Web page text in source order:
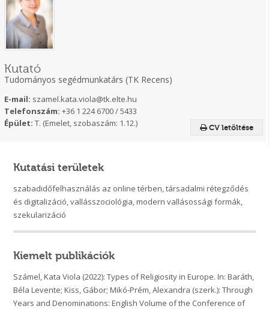
CV letöltése
Kutató
Tudományos segédmunkatárs (TK Recens)
E-mail: szamel.kata.viola@tk.elte.hu
Telefonszám: +36 1 224 6700 / 5433
Épület: T. (Emelet, szobaszám: 1.12.)
Kutatási területek
szabadidőfelhasználás az online térben,társadalmi rétegződés
és digitalizáció,vallásszociológia, modern vallásossági formák,
szekularizáció
Kiemelt publikációk
Számel, Kata Viola (2022): Types of Religiosity in Europe. In: Baráth,
Béla Levente; Kiss, Gábor; Mikó-Prém, Alexandra (szerk.): Through
Years and Denominations: English Volume of the Conference of